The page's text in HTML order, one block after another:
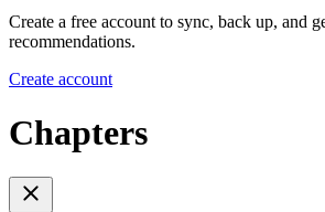
Create a free account to sync, back up, and
recommendations.
Create account
Chapters